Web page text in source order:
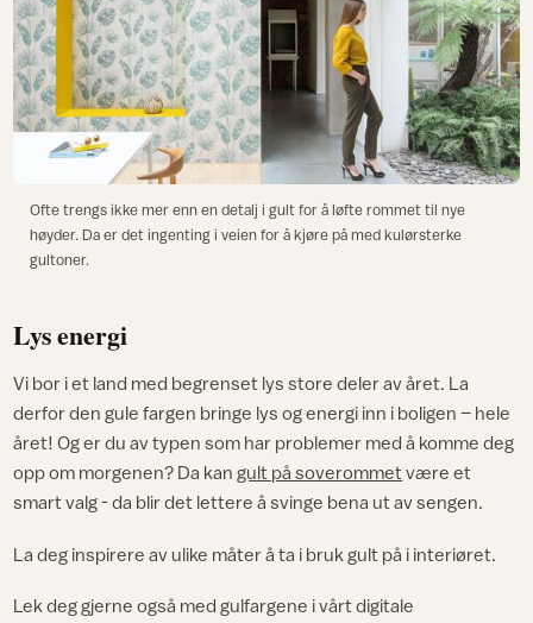
Ofte trengs ikke mer enn en detalj i gult for å løfte rommet til nye
høyder. Da er det ingenting i veien for å kjøre på med kulørsterke
gultoner.
Lys energi
Vi bor i et land med begrenset lys store deler av året. La
derfor den gule fargen bringe lys og energi inn i boligen – hele
året! Og er du av typen som har problemer med å komme deg
opp om morgenen? Da kangult på soverommetvære et
smart valg - da blir det lettere å svinge bena ut av sengen.
La deg inspirere av ulike måter å ta i bruk gult på i interiøret.
Lek deg gjerne også med gulfargene i vårt digitale